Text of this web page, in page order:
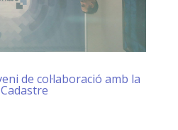
de col·laboració amb la